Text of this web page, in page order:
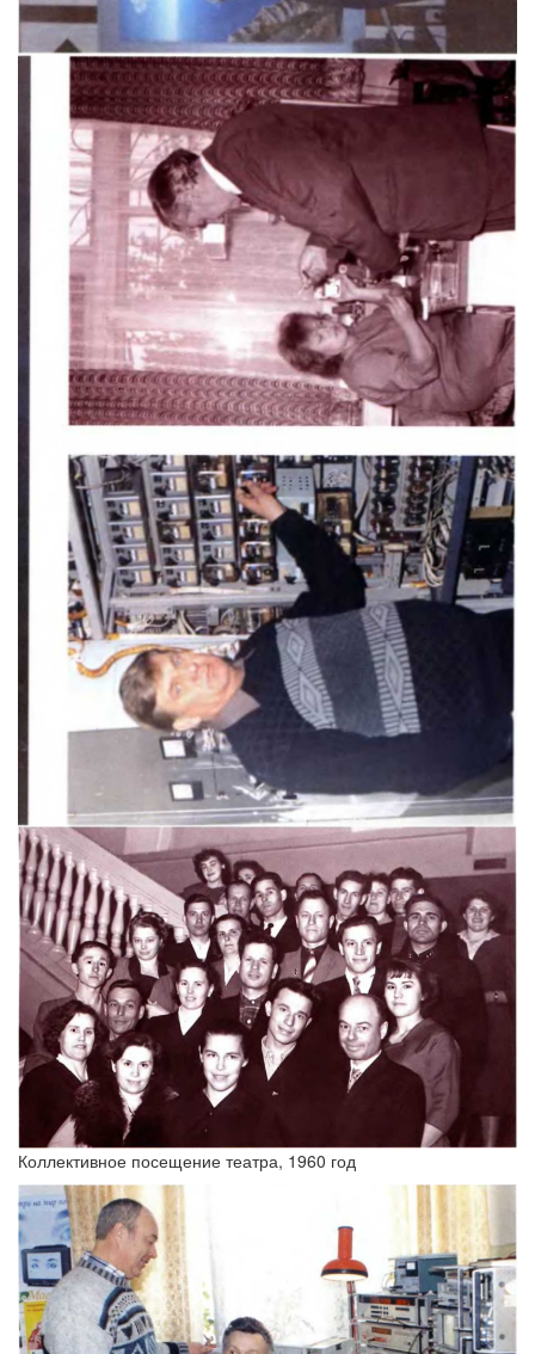
Коллективное посещение театра, 1960 год